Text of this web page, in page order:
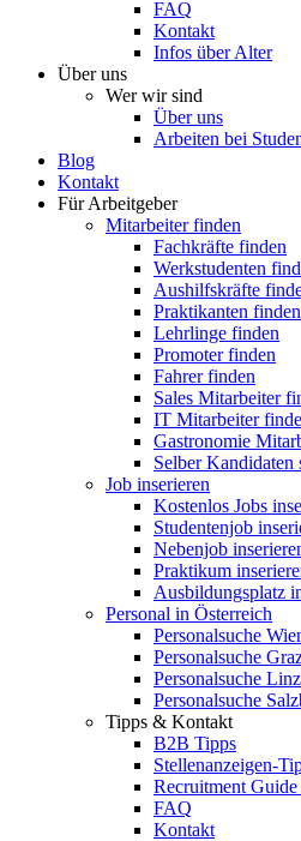
FAQ
Kontakt
Infos über Alter
Über uns
Wer wir sind
Über uns
Arbeiten bei
Blog
Kontakt
Für Arbeitgeber
Mitarbeiter finden
Fachkräfte finden
Werkstudenten
Aushilfskräfte
Praktikanten finden
Lehrlinge finden
Promoter finden
Fahrer finden
Sales Mitarbeiter
IT Mitarbeiter
Gastronomie
Selber Kandidaten
Job inserieren
Kostenlos Jobs
Studentenjob
Nebenjob
Praktikum
Ausbildungsplatz
Personal in Österreich
Personalsuche
Personalsuche
Personalsuche Linz
Personalsuche
Tipps & Kontakt
B2B Tipps
Stellenanzeigen-
Recruitment
FAQ
Kontakt